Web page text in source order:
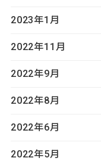
2023年1月
2022年11月
2022年9月
2022年8月
2022年6月
2022年5月